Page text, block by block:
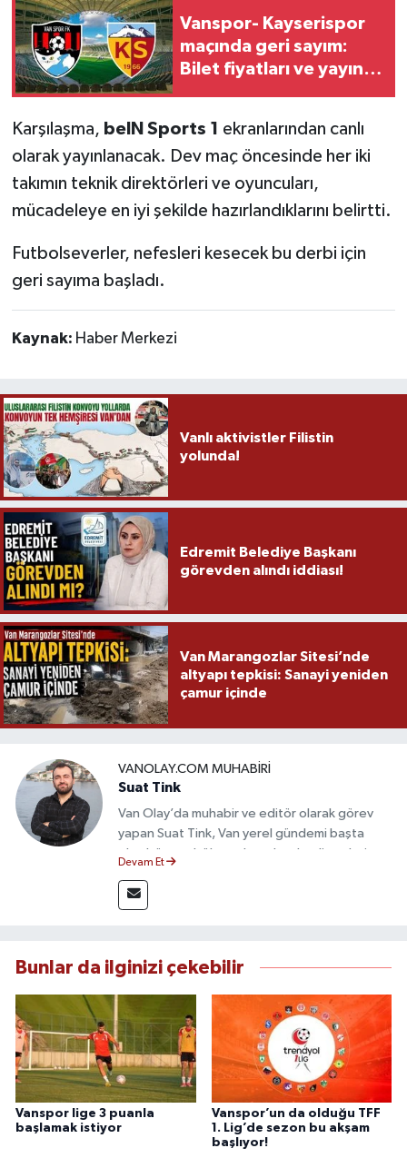
Vanspor- Kayserispor
maçında geri sayım:
Bilet fiyatları ve yayıncı
Karşılaşma, beIN Sports 1 ekranlarından canlı
olarak yayınlanacak. Dev maç öncesinde her iki
takımın teknik direktörleri ve oyuncuları,
mücadeleye en iyi şekilde hazırlandıklarını belirtti.
Futbolseverler, nefesleri kesecek bu derbi için
geri sayıma başladı.
Kaynak: Haber Merkezi
Vanlı aktivistler Filistin
yolunda!
Edremit Belediye Başkanı
görevden alındı iddiası!
Van Marangozlar Sitesi’nde
altyapı tepkisi: Sanayi yeniden
çamur içinde
VANOLAY.COM MUHABIRI
Suat Tink
Van Olay’da muhabir ve editör olarak görev
yapan Suat Tink, Van yerel gündemi başta
olmak üzere bölgesel ve ulusal gelişmeleri
mezunu olan Tink, sahadan edindiği bilgilerle
doğruluk, tarafsızlık ve etik ilkeler
Devam Et
Bunlar da ilginizi çekebilir
Vanspor lige 3 puanla
başlamak istiyor
Vanspor’un da olduğu TFF
1. Lig’de sezon bu akşam
başlıyor!